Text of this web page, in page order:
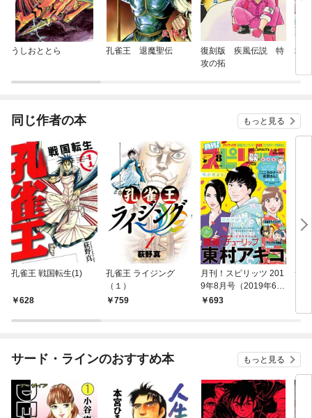
うしおととら 孔雀王 退魔聖伝
復刻版 疾風伝説 特
攻の拓
地
同じ作者の本 もっと見る
孔雀王 戦国転生(1)
628
孔雀王 ライジング
（１）
759
月刊！スピリッツ 201
9年8月号（2019年6月
27日発売号）
693
サ
サード・ラインのおすすめ本 もっと見る